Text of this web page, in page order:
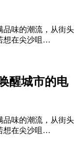
品味的潮流，从街头
想在尖沙咀…
醒城市的电
品味的潮流，从街头
想在尖沙咀…